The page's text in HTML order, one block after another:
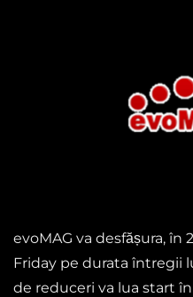
evoMAG va desfășura, în
Friday pe durata întregii
de reduceri va lua start